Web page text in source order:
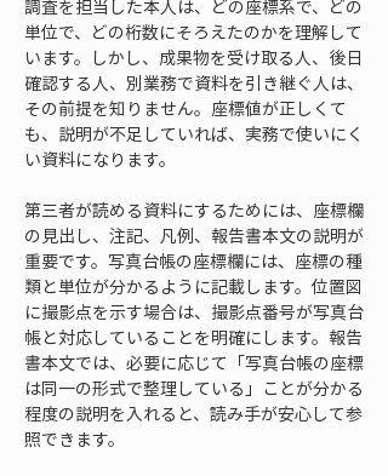
調査を担当した本人は、どの座標系で、どの
単位で、どの桁数にそろえたのかを理解して
います。しかし、成果物を受け取る人、後日
確認する人、別業務で資料を引き継ぐ人は、
その前提を知りません。座標値が正しくて
も、説明が不足していれば、実務で使いにく
い資料になります。
第三者が読める資料にするためには、座標欄
の見出し、注記、凡例、報告書本文の説明が
重要です。写真台帳の座標欄には、座標の種
類と単位が分かるように記載します。位置図
に撮影点を示す場合は、撮影点番号が写真台
帳と対応していることを明確にします。報告
書本文では、必要に応じて「写真台帳の座標
は同一の形式で整理している」ことが分かる
程度の説明を入れると、読み手が安心して参
照できます。